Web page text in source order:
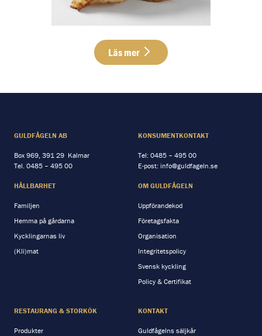
Läs mer
GULDFÅGELN AB
Box 969, 391 29 Kalmar
Tel. 0485 – 495 00
KONSUMENTKONTAKT
Tel: 0485 – 495 00
E-post: info@guldfageln.se
HÅLLBARHET
Familjen
Hemma på gårdarna
Kycklingarnas liv
(Kli)mat
OM GULDFÅGELN
Uppförandekod
Företagsfakta
Organisation
Integritetspolicy
Svensk kyckling
Policy & Certifikat
RESTAURANG & STORKÖK
Produkter
KONTAKT
Guldfågelns säljkår